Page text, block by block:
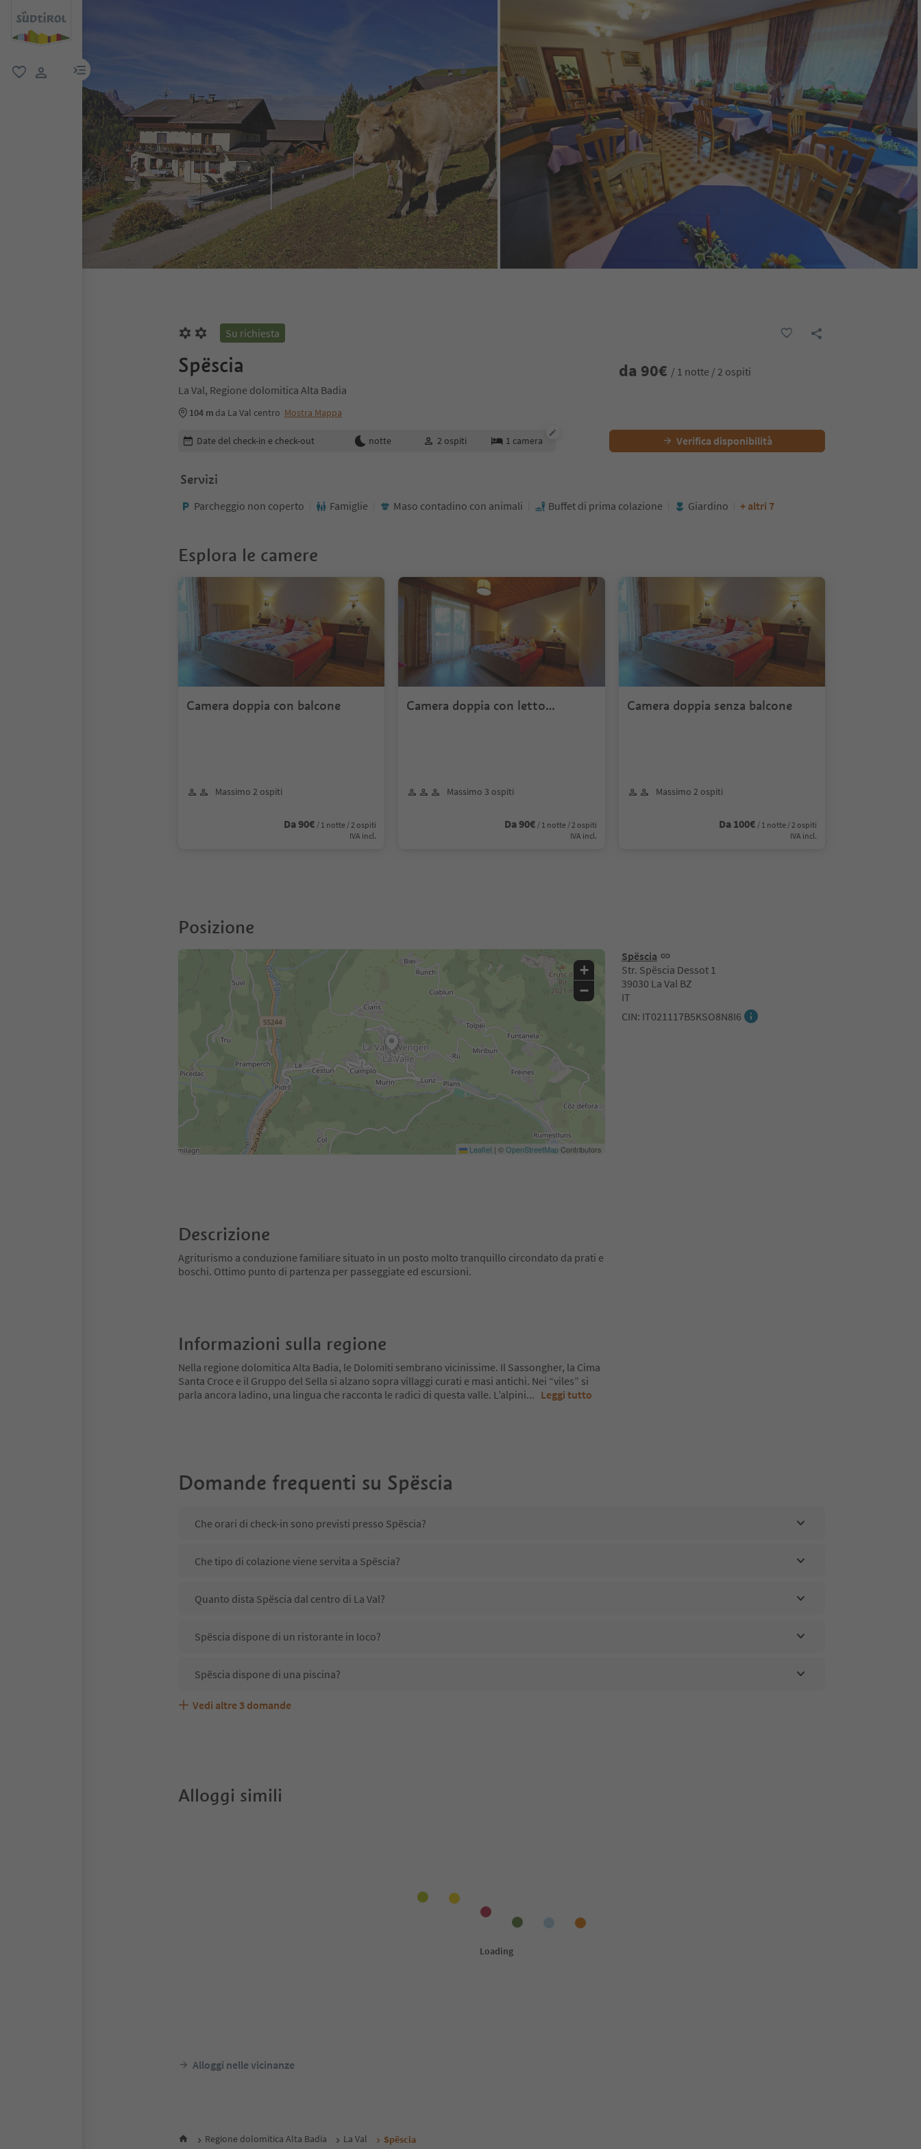
menu link
Su richiesta
Spëscia
La Val, Regione dolomitica Alta Badia
104 m da La Val centro Mostra Mappa
da 90€ / 1 notte / 2 ospiti
Modifica i dettagli della prenotazione
Date del check-in e check-out notte 2 ospiti 1 camera Verifica disponibilità
Servizi
Parcheggio non coperto Famiglie Maso contadino con animali Buffet di prima colazione Giardino + altri 7
Esplora le camere
Camera doppia con balcone
Massimo 2 ospiti
Da 90€ / 1 notte / 2 ospiti
IVA incl.
Camera doppia con letto
Massimo 3 ospiti
Da 90€ / 1 notte / 2 ospiti
IVA incl.
Camera doppia senza balcone
Massimo 2 ospiti
Da 100€ / 1 notte / 2 ospiti
IVA incl.
Posizione
Spëscia
Str. Spëscia Dessot 1
39030 La Val BZ
IT
CIN: IT021117B5KSO8N8I6
+
−
Leaflet | ©OpenStreetMapContributors
Descrizione
Agriturismo a conduzione familiare situato in un posto molto tranquillo circondato da prati e
boschi. Ottimo punto di partenza per passeggiate ed escursioni.
Informazioni sulla regione
Nella regione dolomitica Alta Badia, le Dolomiti sembrano vicinissime. Il Sassongher, la Cima
Santa Croce e il Gruppo del Sella si alzano sopra villaggi curati e masi antichi. Nei “viles” si
parla ancora ladino, una lingua che racconta le radici di questa valle. L’alpini... Leggi tutto
Domande frequenti su Spëscia
Che orari di check-in sono previsti presso Spëscia?
Che tipo di colazione viene servita a Spëscia?
Quanto dista Spëscia dal centro di La Val?
Spëscia dispone di un ristorante in loco?
Spëscia dispone di una piscina?
Spëscia accetta animali domestici?
Quali servizi/attività sono disponibili presso Spëscia?
Gli ospiti di Spëscia ricevono l'Alto Adige Guest Pass?
Vedi altre 3 domande
Alloggi simili
Alloggi nelle vicinanze
Regione dolomitica Alta Badia La Val Spëscia